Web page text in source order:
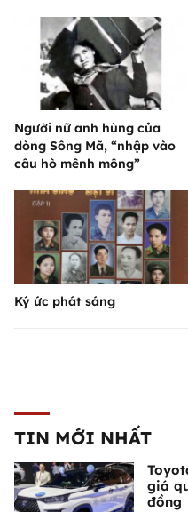
Người nữ anh hùng của
dòng Sông Mã, “nhập vào
câu hò mênh mông”
Ký ức phát sáng
TIN MỚI NHẤT
giá
đồng